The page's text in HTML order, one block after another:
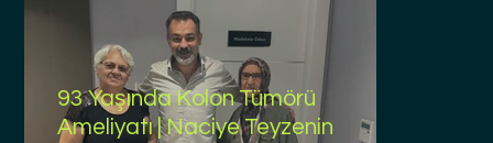
93 Yaşında Kolon Tümörü
Ameliyatı | Naciye Teyzenin